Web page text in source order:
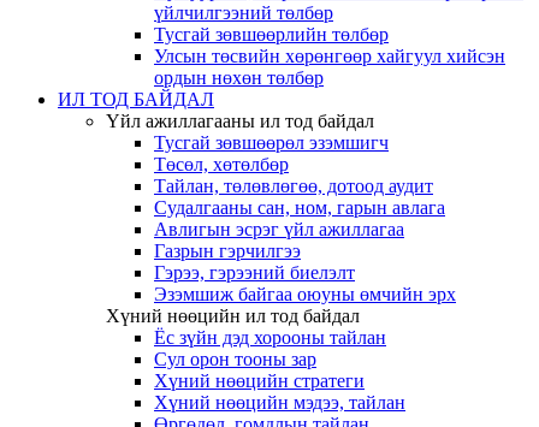
үйлчилгээний төлбөр
Тусгай зөвшөөрлийн төлбөр
Улсын төсвийн хөрөнгөөр хайгуул хийсэн
ордын нөхөн төлбөр
ИЛ ТОД БАЙДАЛ
Үйл ажиллагааны ил тод байдал
Тусгай зөвшөөрөл эзэмшигч
Төсөл, хөтөлбөр
Тайлан, төлөвлөгөө, дотоод аудит
Судалгааны сан, ном, гарын авлага
Авлигын эсрэг үйл ажиллагаа
Газрын гэрчилгээ
Гэрээ, гэрээний биелэлт
Эзэмшиж байгаа оюуны өмчийн эрх
Хүний нөөцийн ил тод байдал
Ёс зүйн дэд хорооны тайлан
Сул орон тооны зар
Хүний нөөцийн стратеги
Хүний нөөцийн мэдээ, тайлан